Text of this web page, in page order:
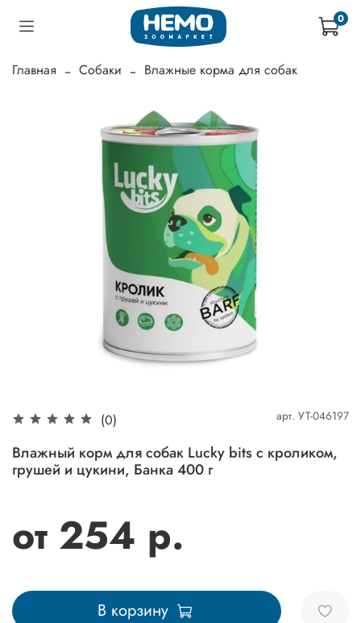
0
Главная Собаки Влажные корма для собак
(0) арт. УТ-046197
Влажный корм для собак Lucky bits с кроликом,
грушей и цукини, Банка 400 г
от 254 р.
В корзину